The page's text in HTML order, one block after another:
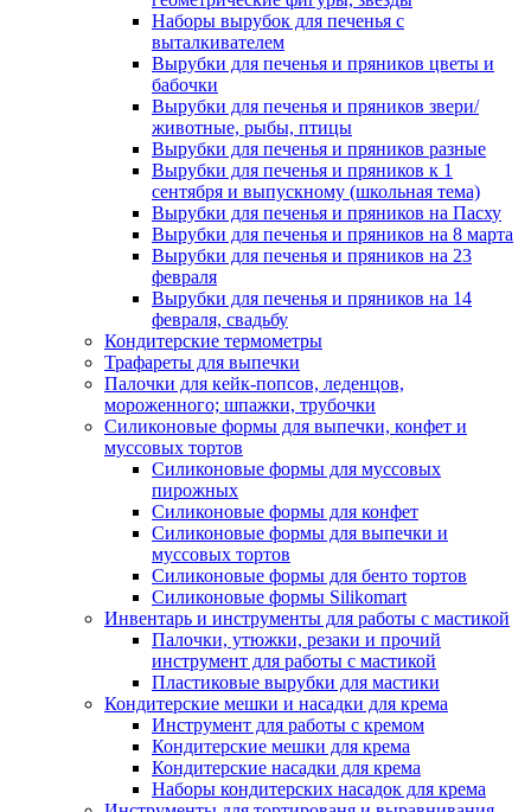
Наборы вырубок для печенья с
выталкивателем
Вырубки для печенья и пряников цветы и
бабочки
Вырубки для печенья и пряников звери/
животные, рыбы, птицы
Вырубки для печенья и пряников разные
Вырубки для печенья и пряников к 1
сентября и выпускному (школьная тема)
Вырубки для печенья и пряников на Пасху
Вырубки для печенья и пряников на 8 марта
Вырубки для печенья и пряников на 23
февраля
Вырубки для печенья и пряников на 14
февраля, свадьбу
Кондитерские термометры
Трафареты для выпечки
Палочки для кейк-попсов, леденцов,
мороженного; шпажки, трубочки
Силиконовые формы для выпечки, конфет и
муссовых тортов
Силиконовые формы для муссовых
пирожных
Силиконовые формы для конфет
Силиконовые формы для выпечки и
муссовых тортов
Силиконовые формы для бенто тортов
Силиконовые формы Silikomart
Инвентарь и инструменты для работы с мастикой
Палочки, утюжки, резаки и прочий
инструмент для работы с мастикой
Пластиковые вырубки для мастики
Кондитерские мешки и насадки для крема
Инструмент для работы с кремом
Кондитерские мешки для крема
Кондитерские насадки для крема
Наборы кондитерских насадок для крема